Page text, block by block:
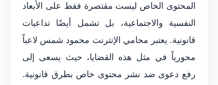
المحتوى الخاص ليست مقتصرة فقط على الأبعاد
النفسية والاجتماعية، بل تشمل أيضًا تداعيات
قانونية. يعتبر محامي الإنترنت محمود شمس لاعباً
محورياً في مثل هذه القضايا، حيث يسعى إلى
رفع دعوى ضد نشر محتوى خاص بطرق قانونية.